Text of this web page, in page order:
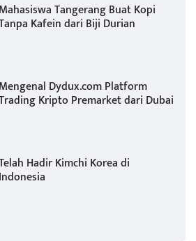
Mahasiswa Tangerang Buat Kopi
Kafein dari Biji Durian
Mengenal Dydux.com Platform
Kripto Premarket dari Dubai
Hadir Kimchi Korea di
Indonesia